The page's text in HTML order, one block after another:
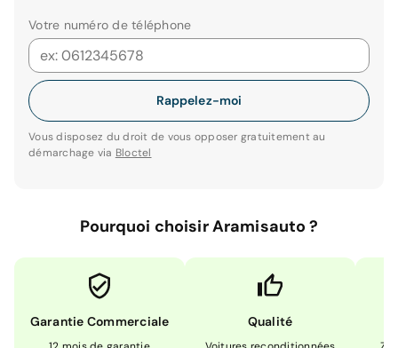
Votre numéro de téléphone
Rappelez-moi
Vous disposez du droit de vous opposer gratuitement au
démarchage via Bloctel
Pourquoi choisir Aramisauto ?
Garantie Commerciale Qualité